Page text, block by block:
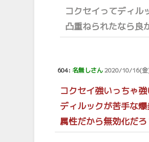
コクセイってディル
凸重ねられたなら良
604:名無しさん2020/10/16(
コクセイ強いっちゃ
ディルックが苦手な
属性だから無効化だろ